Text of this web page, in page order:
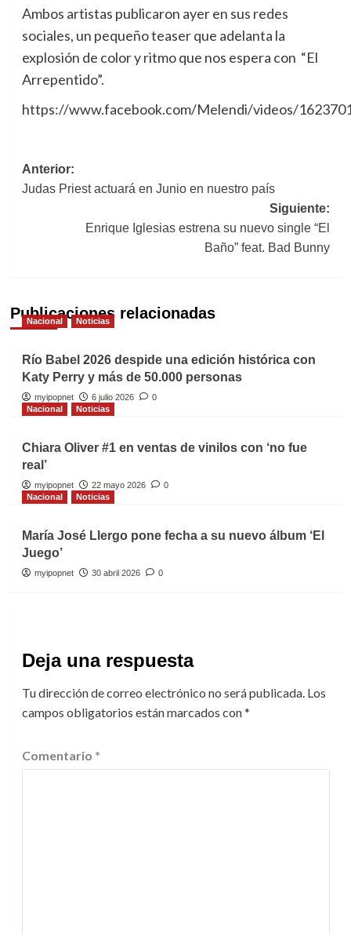
Ambos artistas publicaron ayer en sus redes
sociales, un pequeño teaser que adelanta la
explosión de color y ritmo que nos espera con “El
Arrepentido”.
https://www.facebook.com/Melendi/videos/
Navegación
de
entradas
Anterior:
Judas Priest actuará en Junio en nuestro país
Siguiente:
Enrique Iglesias estrena su nuevo single “El
Baño” feat. Bad Bunny
Publicaciones relacionadas
Nacional Noticias
Río Babel 2026 despide una edición histórica con
Katy Perry y más de 50.000 personas
myipopnet 6 julio 2026
0
Nacional
Noticias
Chiara Oliver #1 en ventas de vinilos con ‘no fue
real’
myipopnet 22 mayo 2026
0
Nacional
Noticias
María José Llergo pone fecha a su nuevo álbum ‘El
Juego’
myipopnet 30 abril 2026 0
Deja una respuesta
Tu dirección de correo electrónico no será publicada. Los
campos obligatorios están marcados con*
Comentario *